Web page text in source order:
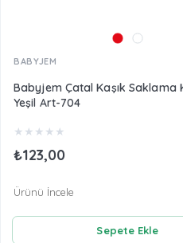
BABYJEM
Babyjem Çatal Kaşık Saklama
Yeşil Art-704
★ ★ ★ ★ ★
₺123,00
Sepete Ekle
Ürünü İncele